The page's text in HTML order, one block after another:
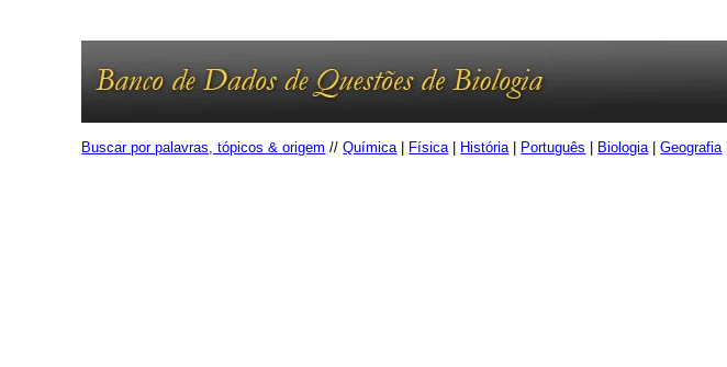
Buscar por palavras, tópicos & origem //Química| Física| História| Português Biologia|Geografia|